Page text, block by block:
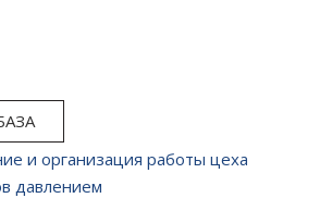
и организация работы цеха
давлением